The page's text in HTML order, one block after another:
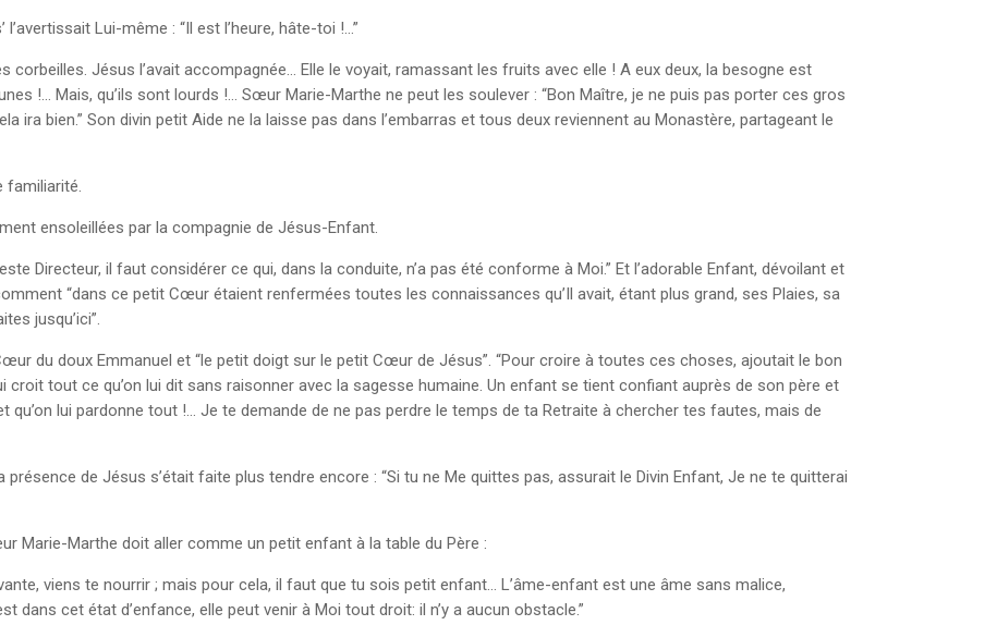
Lui-même : “Il est l’heure, hâte-toi !…”
corbeilles. Jésus l’avait accompagnée… Elle le voyait, ramassant les fruits avec elle ! A eux deux, la besogne est
!… Mais, qu’ils sont lourds !… Sœur Marie-Marthe ne peut les soulever : “Bon Maître, je ne puis pas porter ces gros
ira bien.” Son divin petit Aide ne la laisse pas dans l’embarras et tous deux reviennent au Monastère, partageant le
familiarité.
ensoleillées par la compagnie de Jésus-Enfant.
Directeur, il faut considérer ce qui, dans la conduite, n’a pas été conforme à Moi.” Et l’adorable Enfant, dévoilant et
“dans ce petit Cœur étaient renfermées toutes les connaissances qu’Il avait, étant plus grand, ses Plaies, sa
jusqu’ici”.
du doux Emmanuel et “le petit doigt sur le petit Cœur de Jésus”. “Pour croire à toutes ces choses, ajoutait le bon
croit tout ce qu’on lui dit sans raisonner avec la sagesse humaine. Un enfant se tient confiant auprès de son père et
qu’on lui pardonne tout !… Je te demande de ne pas perdre le temps de ta Retraite à chercher tes fautes, mais de
présence de Jésus s’était faite plus tendre encore : “Si tu ne Me quittes pas, assurait le Divin Enfant, Je ne te quitterai
Marie-Marthe doit aller comme un petit enfant à la table du Père :
viens te nourrir ; mais pour cela, il faut que tu sois petit enfant… L’âme-enfant est une âme sans malice,
dans cet état d’enfance, elle peut venir à Moi tout droit: il n’y a aucun obstacle.”